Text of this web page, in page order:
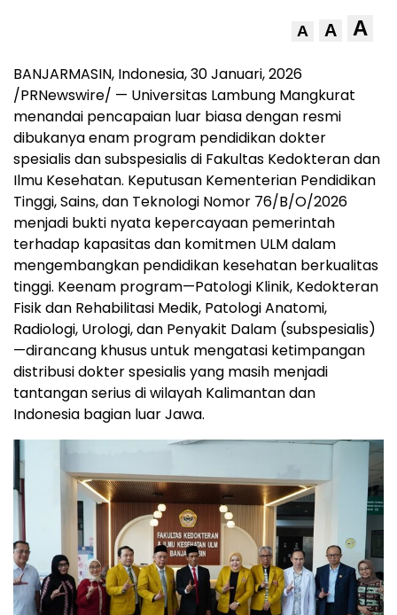
A A A
BANJARMASIN, Indonesia,30 Januari, 2026
/PRNewswire/ — Universitas Lambung Mangkurat
menandai pencapaian luar biasa dengan resmi
dibukanya enam program pendidikan dokter
spesialis dan subspesialis di Fakultas Kedokteran dan
Ilmu Kesehatan. Keputusan Kementerian Pendidikan
Tinggi, Sains, dan Teknologi Nomor 76/B/O/2026
menjadi bukti nyata kepercayaan pemerintah
terhadap kapasitas dan komitmen ULM dalam
mengembangkan pendidikan kesehatan berkualitas
tinggi. Keenam program—Patologi Klinik, Kedokteran
Fisik dan Rehabilitasi Medik, Patologi Anatomi,
Radiologi, Urologi, dan Penyakit Dalam (subspesialis)
—dirancang khusus untuk mengatasi ketimpangan
distribusi dokter spesialis yang masih menjadi
tantangan serius di wilayah Kalimantan dan
Indonesia bagian luar Jawa.